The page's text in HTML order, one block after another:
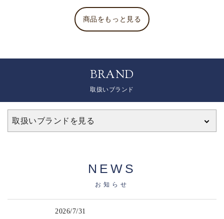
商品をもっと見る
BRAND
取扱いブランド
取扱いブランドを見る
NEWS
お知らせ
2026/7/31